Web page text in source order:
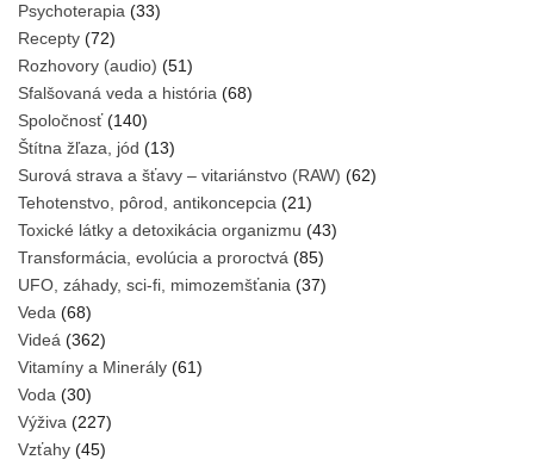
Psychoterapia (33)
Recepty (72)
Rozhovory (audio) (51)
Sfalšovaná veda a história (68)
Spoločnosť(140)
Štítna žľaza, jód (13)
Surová strava a šťavy – vitariánstvo (RAW) (62)
Tehotenstvo, pôrod, antikoncepcia (21)
Toxické látky a detoxikácia organizmu (43)
Transformácia, evolúcia a proroctvá (85)
UFO, záhady, sci-fi, mimozemšťania (37)
Veda (68)
Videá (362)
Vitamíny a Minerály (61)
Voda (30)
Výživa (227)
Vzťahy (45)